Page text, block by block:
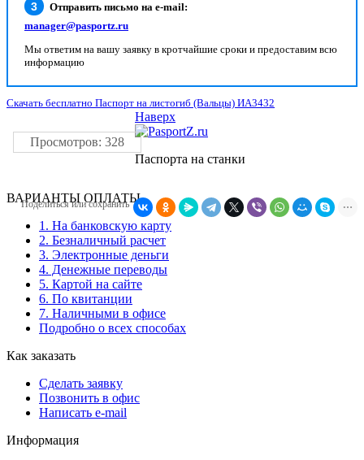
Отправить письмо на e-mail:
manager@pasportz.ru
Мы ответим на вашу заявку в кротчайшие сроки и предоставим всю
информацию
Скачать бесплатно Паспорт на листогиб (Вальцы) ИА3432
Просмотров: 328
Поделиться или сохранить
ВАРИАНТЫ ОПЛАТЫ
1. На банковскую карту
2. Безналичный расчет
3. Электронные деньги
4. Денежные переводы
5. Картой на сайте
6. По квитанции
7. Наличными в офисе
Подробно о всех способах
Как заказать
Сделать заявку
Позвонить в офис
Написать e-mail
Информация
Наверх
Паспорта на станки